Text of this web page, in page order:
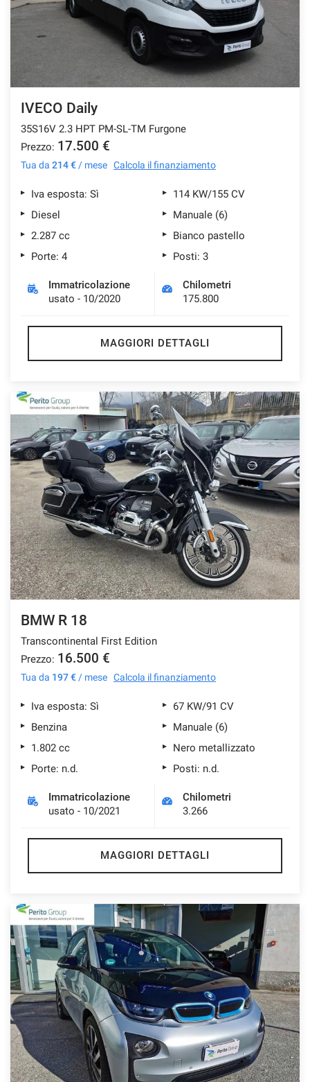
IVECO Daily
35S16V 2.3 HPT PM-SL-TM Furgone
Prezzo: 17.500 €
Tua da 214 € / mese Calcola il finanziamento
Iva esposta: Sì
114 KW/155 CV
Diesel
Manuale (6)
2.287 cc
Bianco pastello
Porte: 4
Posti: 3
Immatricolazione
usato - 10/2020
Chilometri
175.800
MAGGIORI DETTAGLI
BMW R 18
Transcontinental First Edition
Prezzo: 16.500 €
Tua da 197 € / mese Calcola il finanziamento
Iva esposta: Sì
67 KW/91 CV
Benzina
Manuale (6)
1.802 cc
Nero metallizzato
Porte: n.d.
Posti: n.d.
Immatricolazione
usato - 10/2021
Chilometri
3.266
MAGGIORI DETTAGLI